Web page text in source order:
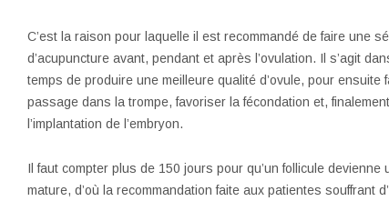
C’est la raison pour laquelle il est recommandé de faire une
d’acupuncture avant, pendant et après l’ovulation. Il s’agit
temps de produire une meilleure qualité d’ovule, pour ensuite
passage dans la trompe, favoriser la fécondation et,
l’implantation de l’embryon.
Il faut compter plus de 150 jours pour qu’un follicule devienne
mature, d’où la recommandation faite aux patientes souffrant